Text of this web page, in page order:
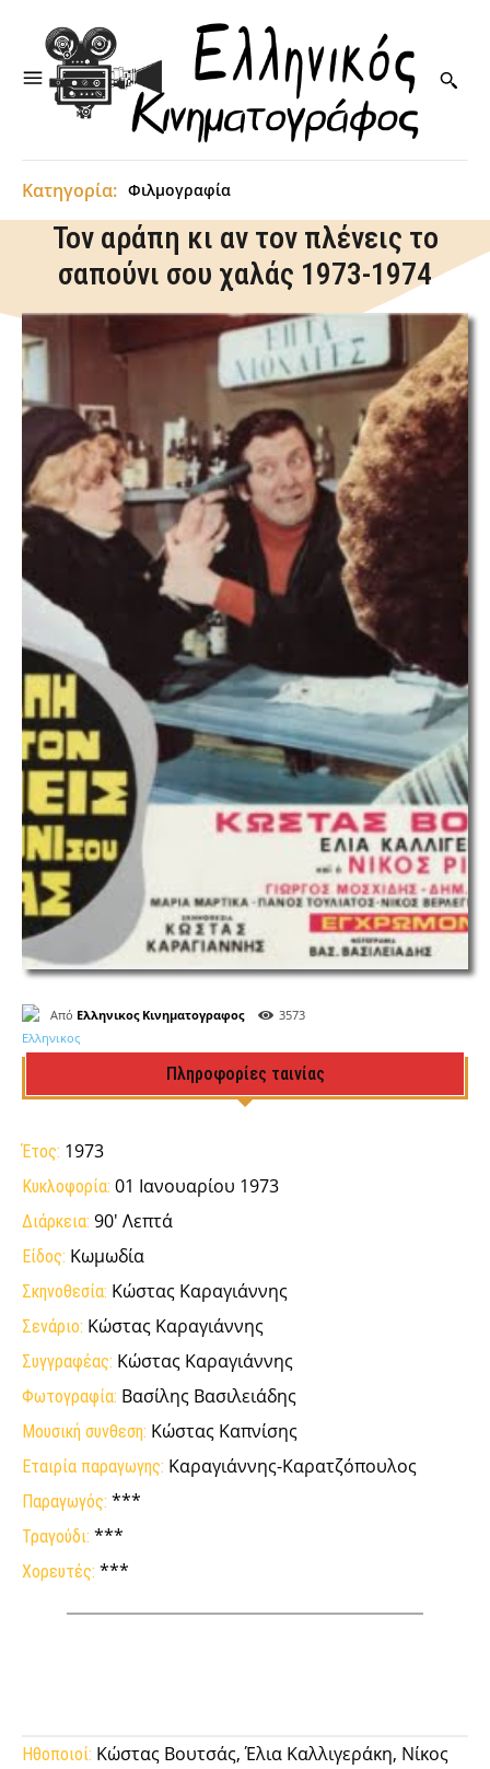
Κατηγορία: Φιλμογραφία
Τον αράπη κι αν τον πλένεις το
σαπούνι σου χαλάς 1973-1974
Από Ελληνικος Κινηματογραφος 3573
Πληροφορίες ταινίας
Έτος: 1973
Κυκλοφορία: 01 Ιανουαρίου 1973
Διάρκεια: 90' Λεπτά
Είδος: Κωμωδία
Σκηνοθεσία: Κώστας Καραγιάννης
Σενάριο: Κώστας Καραγιάννης
Συγγραφέας: Κώστας Καραγιάννης
Φωτογραφία: Βασίλης Βασιλειάδης
Μουσική συνθεση: Κώστας Καπνίσης
Εταιρία παραγωγης: Καραγιάννης-Καρατζόπουλος
Παραγωγός: ***
Τραγούδι: ***
Χορευτές: ***
Ηθοποιοί: Κώστας Βουτσάς, Έλια Καλλιγεράκη, Νίκος